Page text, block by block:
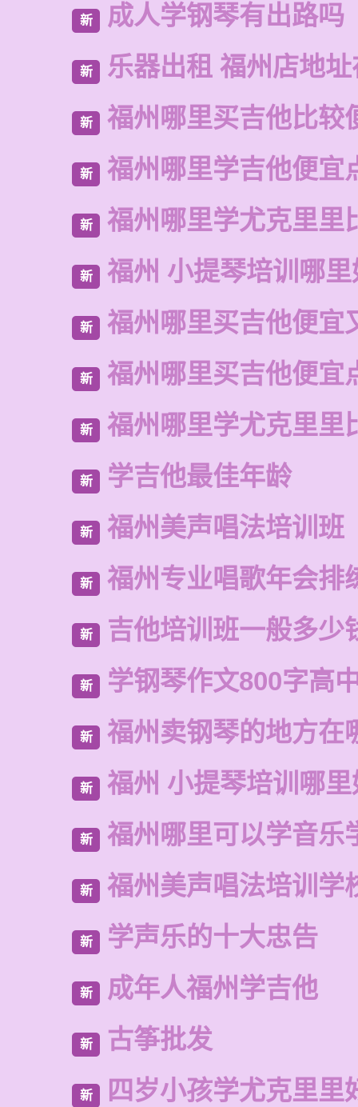
新 成人学钢琴有出路吗
新 乐器出租 福州店地
新 福州哪里买吉他比较
新 福州哪里学吉他便宜
新 福州哪里学尤克里里
新 福州 小提琴培训哪里
新 福州哪里买吉他便宜
新 福州哪里买吉他便宜
新 福州哪里学尤克里里
新 学吉他最佳年龄
新 福州美声唱法培训班
新 福州专业唱歌年会排
新 吉他培训班一般多少
新 学钢琴作文800字高
新 福州卖钢琴的地方在
新 福州 小提琴培训哪
新 福州哪里可以学音乐
新 福州美声唱法培训学
新 学声乐的十大忠告
新 成年人福州学吉他
新 古筝批发
新 四岁小孩学尤克里里